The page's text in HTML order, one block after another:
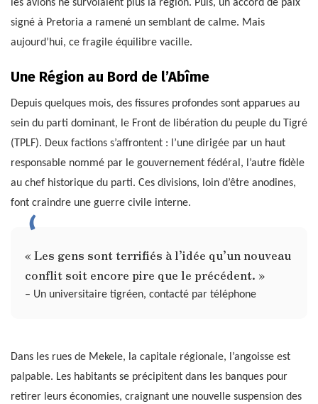
les avions ne survolaient plus la région. Puis, un accord de paix
signé à Pretoria a ramené un semblant de calme. Mais
aujourd’hui, ce fragile équilibre vacille.
Une Région au Bord de l’Abîme
Depuis quelques mois, des fissures profondes sont apparues au
sein du parti dominant, le Front de libération du peuple du Tigré
(TPLF). Deux factions s’affrontent : l’une dirigée par un haut
responsable nommé par le gouvernement fédéral, l’autre fidèle
au chef historique du parti. Ces divisions, loin d’être anodines,
font craindre une guerre civile interne.
« Les gens sont terrifiés à l’idée qu’un nouveau
conflit soit encore pire que le précédent. »
– Un universitaire tigréen, contacté par téléphone
Dans les rues de Mekele, la capitale régionale, l’angoisse est
palpable. Les habitants se précipitent dans les banques pour
retirer leurs économies, craignant une nouvelle suspension des